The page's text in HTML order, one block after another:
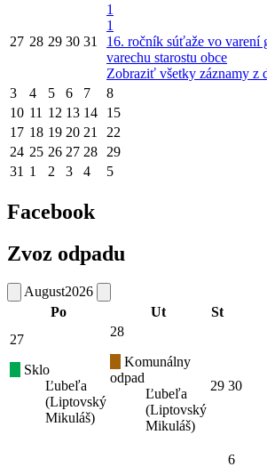
27 28 29 30 31
1
1
16. ročník súťaže vo varení
varechu starostu obce
Zobraziť všetky záznamy z
3 4 5 6 7 8
10 11 12 13 14 15
17 18 19 20 21 22
24 25 26 27 28 29
31 1 2 3 4 5
Facebook
Zvoz odpadu
August2026
Po
Ut St
27
Sklo
Ľubeľa
(Liptovský
Mikuláš)
28
Komunálny
odpad
Ľubeľa
(Liptovský
Mikuláš)
29 30
6